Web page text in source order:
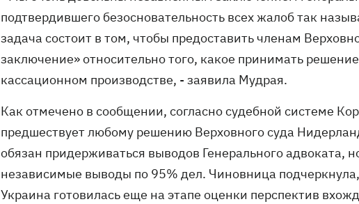
подтвердившего безосновательность всех жалоб так
задача состоит в том, чтобы предоставить членам
заключение» относительно того, какое принимать
кассационном производстве, - заявила Мудрая.
Как отмечено в сообщении, согласно судебной системе
предшествует любому решению Верховного суда
обязан придерживаться выводов Генерального адвоката,
независимые выводы по 95% дел. Чиновница
Украина готовилась еще на этапе оценки перспектив